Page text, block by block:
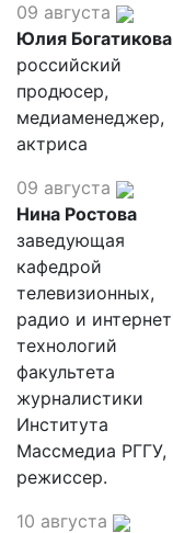
09 августа
Юлия Богатикова
российский
продюсер,
медиаменеджер,
актриса
09 августа
Нина Ростова
заведующая
кафедрой
телевизионных,
радио и интернет
технологий
факультета
журналистики
Института
Массмедиа РГГУ,
режиссер.
10 августа